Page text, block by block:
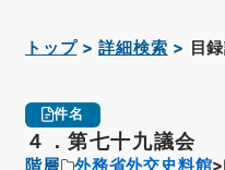
トップ 詳細検索 目
件名
４．第七十九議会
階層 外務省外交史料館